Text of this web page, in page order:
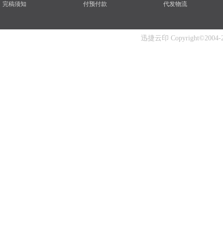
完稿须知 付预付款 代发物流
迅捷云印 Copyright©2004-